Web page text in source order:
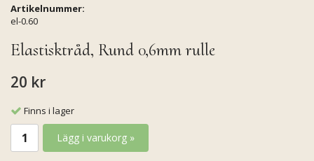
Artikelnummer:
el-0.60
Elastisktråd, Rund 0,6mm rulle
20 kr
Finns i lager
Lägg i varukorg »